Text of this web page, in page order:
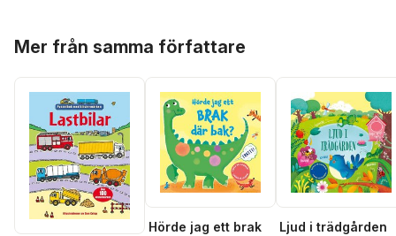
Mer från samma författare
Hörde jag ett brak
Ljud i trädgården